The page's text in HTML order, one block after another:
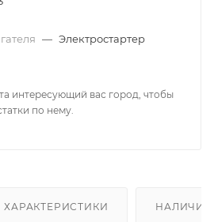
— Электростартер
интересующий вас город, чтобы
по нему.
ХАРАКТЕРИСТИКИ НАЛИЧИЕ